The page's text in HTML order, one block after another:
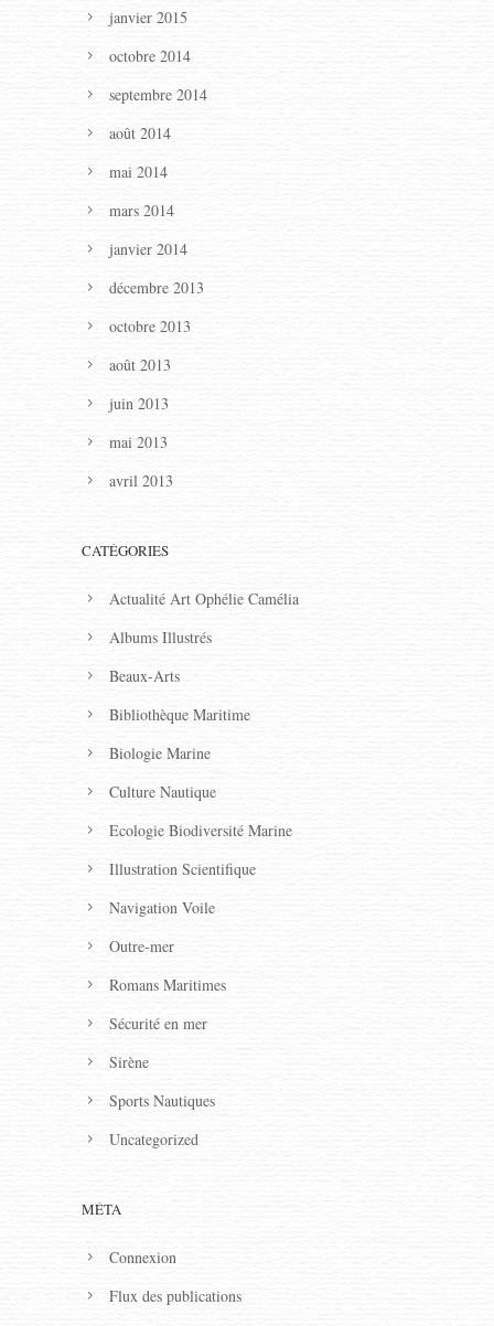
janvier 2015
octobre 2014
septembre 2014
août 2014
mai 2014
mars 2014
janvier 2014
décembre 2013
octobre 2013
août 2013
juin 2013
mai 2013
avril 2013
CATÉGORIES
Actualité Art Ophélie Camélia
Albums Illustrés
Beaux-Arts
Bibliothèque Maritime
Biologie Marine
Culture Nautique
Ecologie Biodiversité Marine
Illustration Scientifique
Navigation Voile
Outre-mer
Romans Maritimes
Sécurité en mer
Sirène
Sports Nautiques
Uncategorized
MÉTA
Connexion
Flux des publications